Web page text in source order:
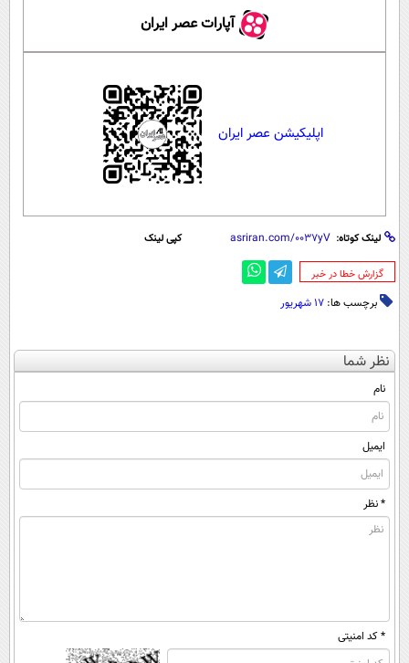
آپارات عصر ایران
اپلیکیشن عصر ایران
لینک کوتاه: کپی لینک
‌گزارش خطا در خبر
برچسب ها: 17 شهریور
نظر شما
نام
ایمیل
* نظر
* کد امنیتی